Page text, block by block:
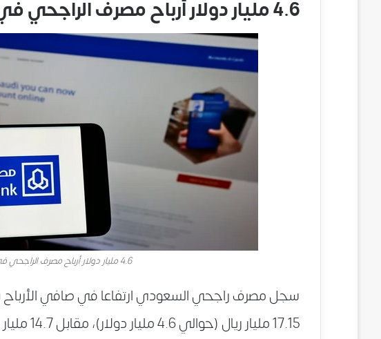
4.6 مليار دولار أرباح مصرف الراجحي في 2022
4.6 مليار دولار أرباح مصرف الراجحي في 2022
17.15 مليار ريال (حوالي 4.6 مليار دولار)، مقابل 14.7 مليار ريال كان قد حققها في العام 2021.